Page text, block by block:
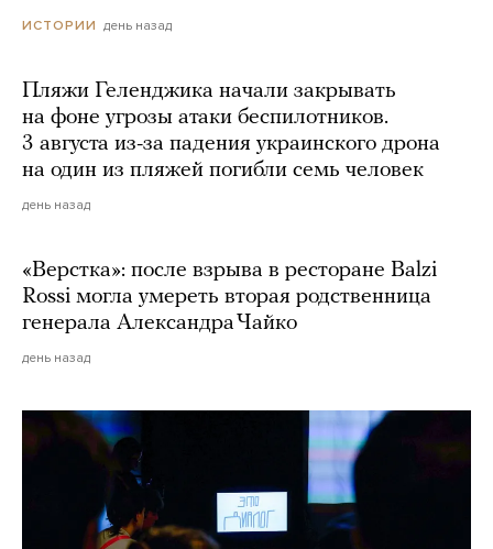
ИСТОРИИ день назад
Пляжи Геленджика начали закрывать
на фоне угрозы атаки беспилотников.
3 августа из-за падения украинского дрона
на один из пляжей погибли семь человек
день назад
«Верстка»: после взрыва в ресторане Balzi
Rossi могла умереть вторая родственница
генерала Александра Чайко
день назад